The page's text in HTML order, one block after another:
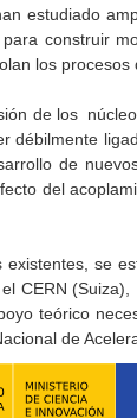
estudiado
construir
los
de los
de
del
se
CERN
teórico
de